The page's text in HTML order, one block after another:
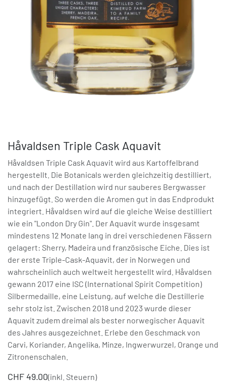
Håvaldsen Triple Cask Aquavit
Håvaldsen Triple Cask Aquavit wird aus Kartoffelbrand
hergestellt. Die Botanicals werden gleichzeitig destilliert,
und nach der Destillation wird nur sauberes Bergwasser
hinzugefügt. So werden die Aromen gut in das Endprodukt
integriert. Håvaldsen wird auf die gleiche Weise destilliert
wie ein "London Dry Gin". Der Aquavit wurde insgesamt
mindestens 12 Monate lang in drei verschiedenen Fässern
gelagert: Sherry, Madeira und französische Eiche. Dies ist
der erste Triple-Cask-Aquavit, der in Norwegen und
wahrscheinlich auch weltweit hergestellt wird. Håvaldsen
gewann 2017 eine ISC (International Spirit Competition)
Silbermedaille, eine Leistung, auf welche die Destillerie
sehr stolz ist. Zwischen 2018 und 2023 wurde dieser
Aquavit zudem dreimal als bester norwegischer Aquavit
des Jahres ausgezeichnet. Erlebe den Geschmack von
Carvi, Koriander, Angelika, Minze, Ingwerwurzel, Orange und
Zitronenschalen.
CHF 49.00(inkl. Steuern)